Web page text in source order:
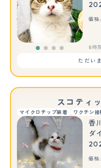
価格:
8時
ただいま
スコティ
マイクロチップ装着 ワクチン接
香
ダ
価格: